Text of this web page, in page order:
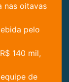
nas oitavas
pelo
140 mil,
de